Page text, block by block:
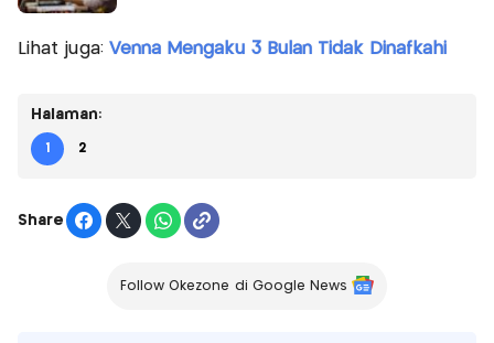
Lihat juga: Venna Mengaku 3 Bulan Tidak Dinafkahi
Halaman:
1 2
Share
Follow Okezone di Google News